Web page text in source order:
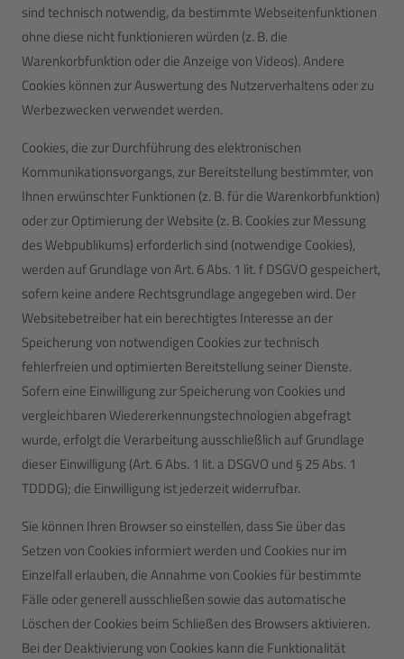
sind technisch notwendig, da bestimmte Webseitenfunktionen
ohne diese nicht funktionieren würden (z. B. die
Warenkorbfunktion oder die Anzeige von Videos). Andere
Cookies können zur Auswertung des Nutzerverhaltens oder zu
Werbezwecken verwendet werden.
Cookies, die zur Durchführung des elektronischen
Kommunikationsvorgangs, zur Bereitstellung bestimmter, von
Ihnen erwünschter Funktionen (z. B. für die Warenkorbfunktion)
oder zur Optimierung der Website (z. B. Cookies zur Messung
des Webpublikums) erforderlich sind (notwendige Cookies),
werden auf Grundlage von Art. 6 Abs. 1 lit. f DSGVO gespeichert,
sofern keine andere Rechtsgrundlage angegeben wird. Der
Websitebetreiber hat ein berechtigtes Interesse an der
Speicherung von notwendigen Cookies zur technisch
fehlerfreien und optimierten Bereitstellung seiner Dienste.
Sofern eine Einwilligung zur Speicherung von Cookies und
vergleichbaren Wiedererkennungstechnologien abgefragt
wurde, erfolgt die Verarbeitung ausschließlich auf Grundlage
dieser Einwilligung (Art. 6 Abs. 1 lit. a DSGVO und § 25 Abs. 1
TDDDG); die Einwilligung ist jederzeit widerrufbar.
Sie können Ihren Browser so einstellen, dass Sie über das
Setzen von Cookies informiert werden und Cookies nur im
Einzelfall erlauben, die Annahme von Cookies für bestimmte
Fälle oder generell ausschließen sowie das automatische
Löschen der Cookies beim Schließen des Browsers aktivieren.
Bei der Deaktivierung von Cookies kann die Funktionalität